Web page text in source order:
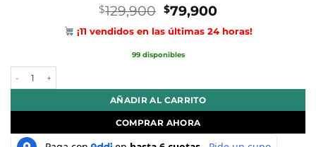
$129,900 El
precio
original
era:
$79,900El
precio
actual
¡11 vendidos en las últimas 24 horas!
99 disponibles
AÑADIR AL CARRITO
COMPRAR AHORA